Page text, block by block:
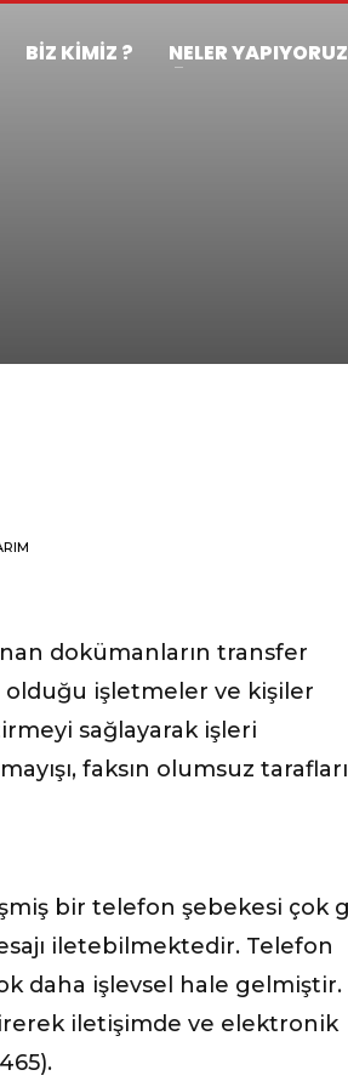
BİZ KİMİZ ? NELER
dokümanların transfer
olduğu işletmeler ve kişiler
sağlayarak işleri
faksın olumsuz tarafları
bir telefon şebekesi çok
iletebilmektedir. Telefon
daha işlevsel hale gelmiştir.
iletişimde ve elektronik